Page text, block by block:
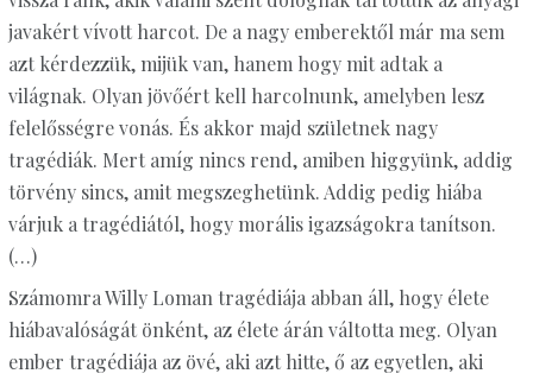
javakért vívott harcot. De a nagy emberektől már ma sem
azt kérdezzük, mijük van, hanem hogy mit adtak a
világnak. Olyan jövőért kell harcolnunk, amelyben lesz
felelősségre vonás. És akkor majd születnek nagy
tragédiák. Mert amíg nincs rend, amiben higgyünk, addig
törvény sincs, amit megszeghetünk. Addig pedig hiába
várjuk a tragédiától, hogy morális igazságokra tanítson.
(…)
Számomra Willy Loman tragédiája abban áll, hogy élete
hiábavalóságát önként, az élete árán váltotta meg. Olyan
ember tragédiája az övé, aki azt hitte, ő az egyetlen, aki